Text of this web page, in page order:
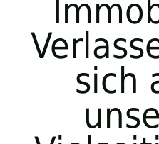
sich